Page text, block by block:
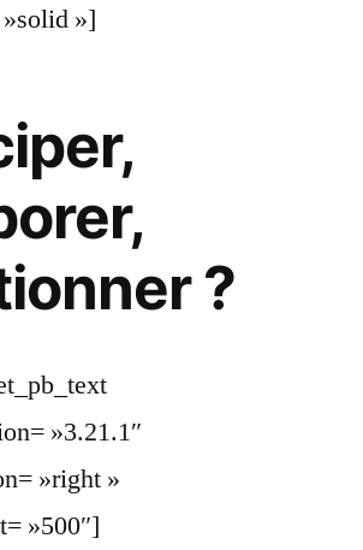
»]
?
»3.21.1″
»right »
»500″]